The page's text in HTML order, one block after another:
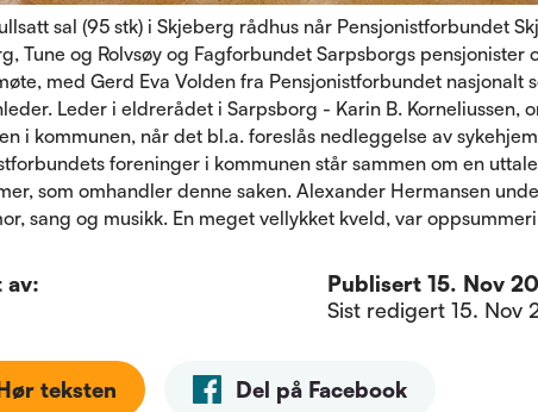
sal (95 stk) i Skjeberg rådhus når Pensjonistforbundet
Tune og Rolvsøy og Fagforbundet Sarpsborgs pensjonister
med Gerd Eva Volden fra Pensjonistforbundet nasjonalt
Leder i eldrerådet i Sarpsborg - Karin B. Korneliussen,
i kommunen, når det bl.a. foreslås nedleggelse av
foreninger i kommunen står sammen om en
som omhandler denne saken. Alexander Hermansen
sang og musikk. En meget vellykket kveld, var
av: Publisert 15. Nov
Sist redigert 15. Nov
teksten Del på Facebook